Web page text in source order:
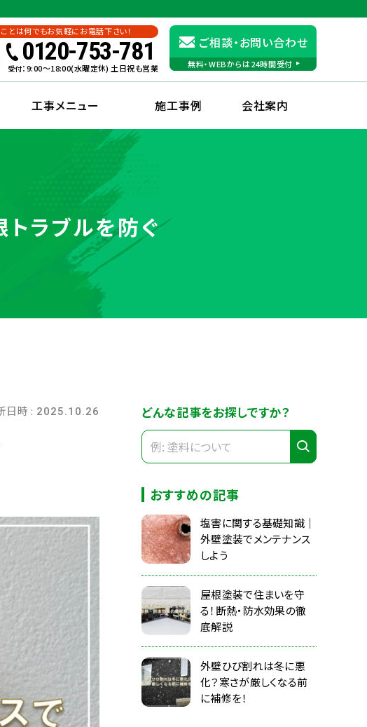
とは何でもお気軽にお電話下さい！
0120-753-781
受付：9:00〜18:00(水曜定休) 土日祝も営業
ご相談・お問い合わせ
無料・WEBからは24時間受付
工事メニュー 施工事例 会社案内
ラブルを防ぐ
日時 : 2025.10.26 どんな記事をお探しですか？
おすすめの記事
塩害に関する基礎知識｜
外壁塗装でメンテナンス
しよう
屋根塗装で住まいを守
る！断熱・防水効果の徹
底解説
外壁ひび割れは冬に悪
化？寒さが厳しくなる前
に補修を！